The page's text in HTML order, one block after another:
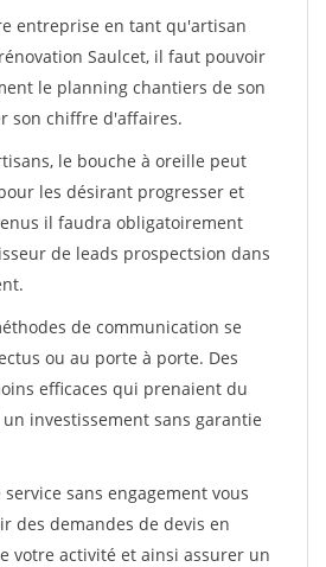
entreprise en tant qu'artisan
Saulcet, il faut pouvoir
le planning chantiers de son
son chiffre d'affaires.
le bouche à oreille peut
les désirant progresser et
il faudra obligatoirement
de leads prospectsion dans
de communication se
ou au porte à porte. Des
efficaces qui prenaient du
investissement sans garantie
sans engagement vous
des demandes de devis en
votre activité et ainsi assurer un